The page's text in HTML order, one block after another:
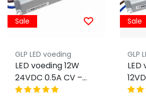
Sale
GLP LED voeding
LED voeding 12W
24VDC 0.5A CV –
Waterdicht IP67 –
Sale
GLP
LED